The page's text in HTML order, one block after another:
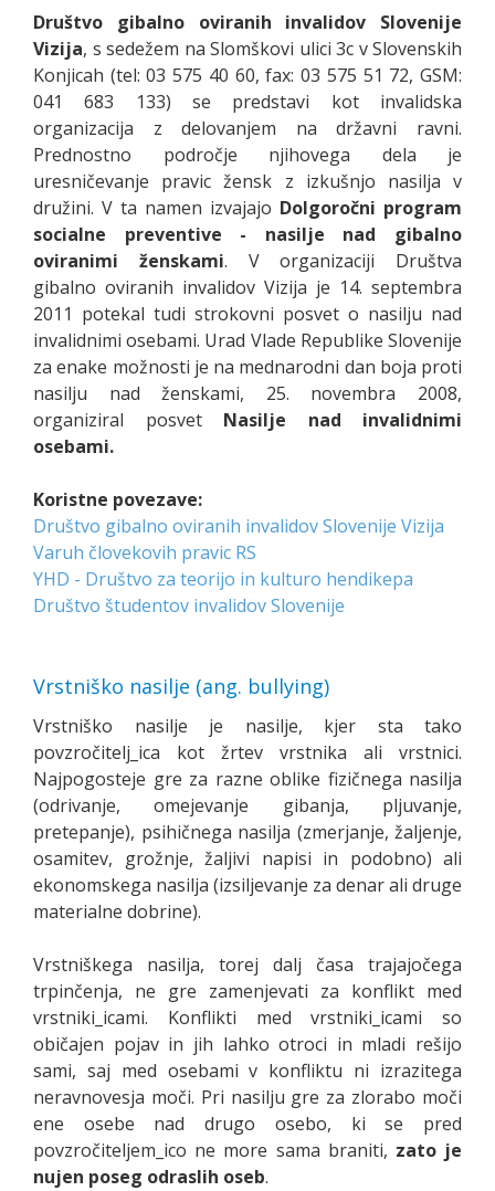
Društvo gibalno oviranih invalidov Slovenije
Vizija, s sedežem na Slomškovi ulici 3c v Slovenskih
Konjicah (tel: 03 575 40 60, fax: 03 575 51 72, GSM:
041 683 133) se predstavi kot invalidska
organizacija z delovanjem na državni ravni.
Prednostno področje njihovega dela je
uresničevanje pravic žensk z izkušnjo nasilja v
družini. V ta namen izvajajo Dolgoročni program
socialne preventive - nasilje nad gibalno
oviranimi ženskami. V organizaciji Društva
gibalno oviranih invalidov Vizija je 14. septembra
2011 potekal tudi strokovni posvet o nasilju nad
invalidnimi osebami. Urad Vlade Republike Slovenije
za enake možnosti je na mednarodni dan boja proti
nasilju nad ženskami, 25. novembra 2008,
organiziral posvet Nasilje nad invalidnimi
osebami.
Koristne povezave:
Društvo gibalno oviranih invalidov Slovenije Vizija
Varuh človekovih pravic RS
YHD - Društvo za teorijo in kulturo hendikepa
Društvo študentov invalidov Slovenije
Vrstniško nasilje (ang. bullying)
Vrstniško nasilje je nasilje, kjer sta tako
povzročitelj_ica kot žrtev vrstnika ali vrstnici.
Najpogosteje gre za razne oblike fizičnega nasilja
(odrivanje, omejevanje gibanja, pljuvanje,
pretepanje), psihičnega nasilja (zmerjanje, žaljenje,
osamitev, grožnje, žaljivi napisi in podobno) ali
ekonomskega nasilja (izsiljevanje za denar ali druge
materialne dobrine).
Vrstniškega nasilja, torej dalj časa trajajočega
trpinčenja, ne gre zamenjevati za konflikt med
vrstniki_icami. Konflikti med vrstniki_icami so
običajen pojav in jih lahko otroci in mladi rešijo
sami, saj med osebami v konfliktu ni izrazitega
neravnovesja moči. Pri nasilju gre za zlorabo moči
ene osebe nad drugo osebo, ki se pred
povzročiteljem_ico ne more sama braniti, zato je
nujen poseg odraslih oseb.